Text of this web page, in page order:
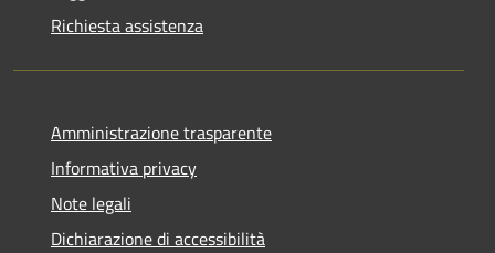
Richiesta assistenza
Amministrazione trasparente
Informativa privacy
Note legali
Dichiarazione di accessibilità